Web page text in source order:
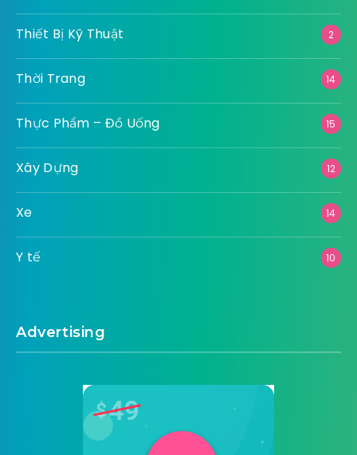
Thiết Bị Kỹ Thuật 2
Thời Trang 14
Thực Phẩm – Đồ Uống 15
Xây Dựng 12
Xe 14
Y tế 10
Advertising